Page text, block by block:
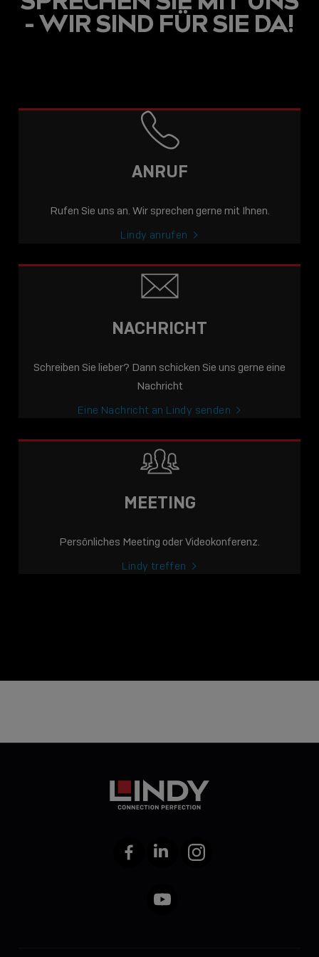
- WIR SIND FÜR SIE DA!
ANRUF
Rufen Sie uns an. Wir sprechen gerne mit Ihnen.
Lindy anrufen
NACHRICHT
Schreiben Sie lieber? Dann schicken Sie uns gerne eine
Nachricht
Eine Nachricht an Lindy senden
MEETING
Persönliches Meeting oder Videokonferenz.
Lindy treffen
FacebookLinkedIn Instagram
YouTube